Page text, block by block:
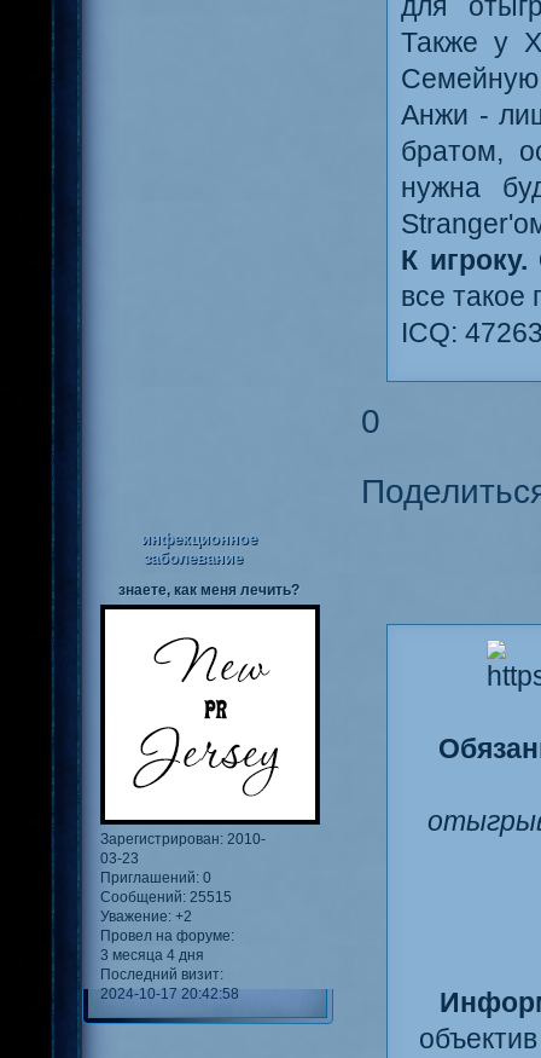
для
Также у
Семейную
Анжи -
братом,
нужна
К
все такое
ICQ:
0
инфекционное
заболевание
знаете, как меня лечить?
Зарегистрирован: 2010-
03-23
Приглашений: 0
Сообщений: 25515
Уважение: +2
Провел на форуме:
3 месяца 4 дня
Последний визит:
2024-10-17 20:42:58